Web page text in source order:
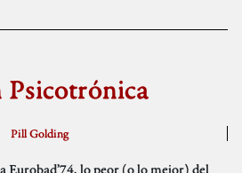
Pill Golding
Eurobad’74, lo peor (o lo mejor) del